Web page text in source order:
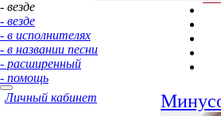
- везде
- везде
- в исполнителях
- в названии песни
- расширенный
- помощь
Личный кабинет